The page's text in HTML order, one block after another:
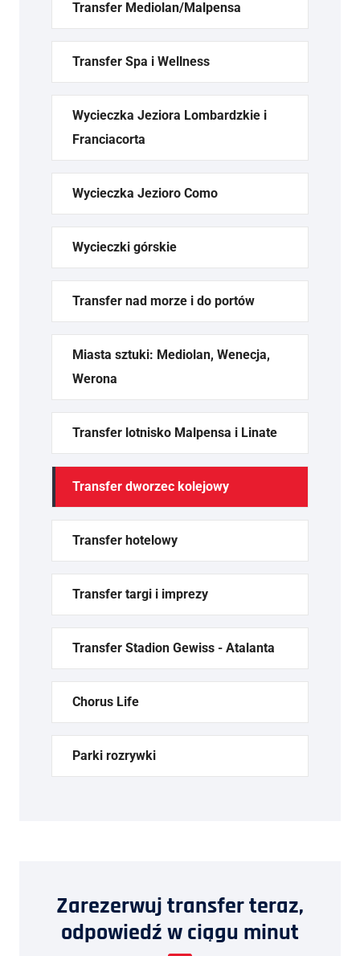
Transfer Mediolan/Malpensa
Transfer Spa i Wellness
Wycieczka Jeziora Lombardzkie i
Franciacorta
Wycieczka Jezioro Como
Wycieczki górskie
Transfer nad morze i do portów
Miasta sztuki: Mediolan, Wenecja,
Werona
Transfer lotnisko Malpensa i Linate
Transfer dworzec kolejowy
Transfer hotelowy
Transfer targi i imprezy
Transfer Stadion Gewiss - Atalanta
Chorus Life
Parki rozrywki
Zarezerwuj transfer teraz,
odpowiedź w ciągu minut